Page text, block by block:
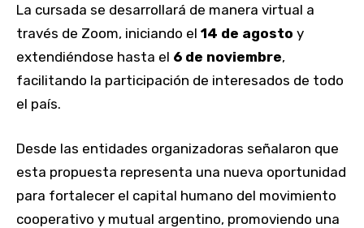
La cursada se desarrollará de manera virtual a
través de Zoom, iniciando el 14 de agosto y
extendiéndose hasta el 6 de noviembre,
facilitando la participación de interesados de todo
el país.
Desde las entidades organizadoras señalaron que
esta propuesta representa una nueva oportunidad
para fortalecer el capital humano del movimiento
cooperativo y mutual argentino, promoviendo una